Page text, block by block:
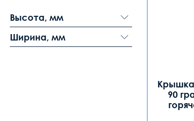
Высота, мм
Ширина, мм
Крышка
90